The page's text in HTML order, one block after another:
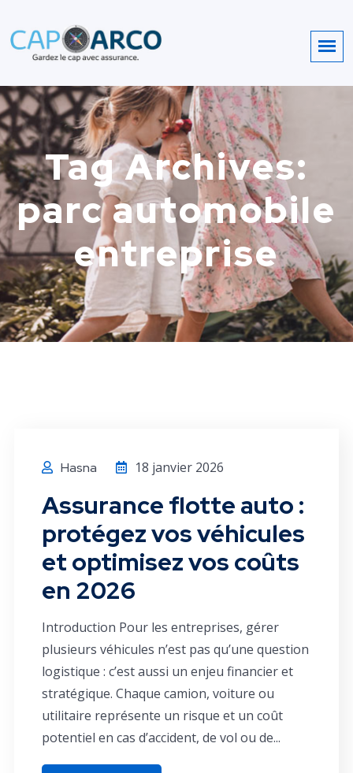
Tag Archives:
parc automobile
entreprise
Hasna 18 janvier 2026
Assurance flotte auto :
protégez vos véhicules
et optimisez vos coûts
en 2026
Introduction Pour les entreprises, gérer
plusieurs véhicules n’est pas qu’une question
logistique : c’est aussi un enjeu financier et
stratégique. Chaque camion, voiture ou
utilitaire représente un risque et un coût
potentiel en cas d’accident, de vol ou de...